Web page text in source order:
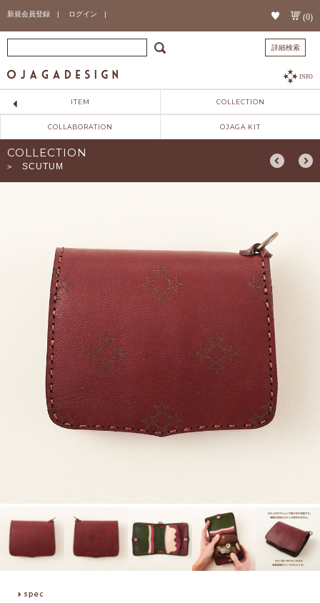
新規会員登録 | ログイン | (0)
詳細検索
INFO
ITEM COLLECTION
COLLABORATION OJAGA KIT
COLLECTION
> SCUTUM